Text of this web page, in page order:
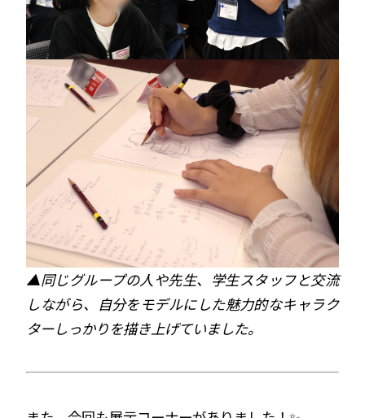
▲同じグループの人や先生、学生スタッフと交流
しながら、自分をモデルにした魅力的なキャラク
ターしっかりを描き上げていました。